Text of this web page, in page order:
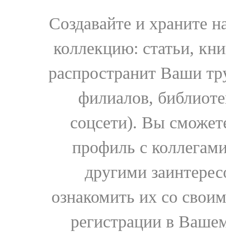
Создавайте и храните
коллекцию: статьи,
распространит Ваши
филиалов,
соцсети). Вы
профиль с
другими
ознакомить их со
регистрации в